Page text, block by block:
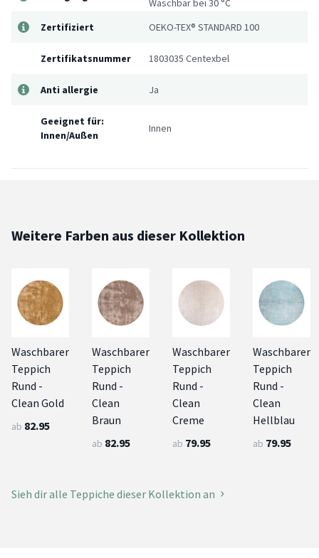
Waschbar bei 30 °C
Zertifiziert
OEKO-TEX® STANDARD 100
Zertifikatsnummer 1803035 Centexbel
Anti allergie Ja
Geeignet für:
Innen/Außen
Innen
Weitere Farben aus dieser Kollektion
Waschbarer
Teppich
Rund -
Clean Gold
ab 82.95
Waschbarer
Teppich
Rund -
Clean
Braun
ab 82.95
Waschbarer
Teppich
Rund -
Clean
Creme
ab 79.95
Waschbarer
Teppich
Rund -
Clean
Hellblau
ab 79.95
Sieh dir alle Teppiche dieser Kollektion an